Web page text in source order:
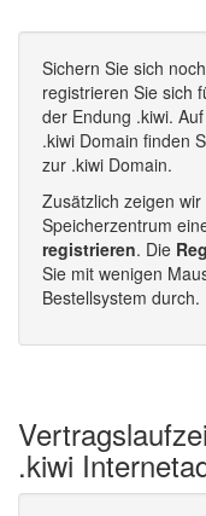
Sichern Sie sich
registrieren Sie sich
der Endung .kiwi.
.kiwi Domain finden
zur .kiwi Domain.
Zusätzlich zeigen
Speicherzentrum
registrieren. Die
Sie mit wenigen
Bestellsystem durch.
.kiwi